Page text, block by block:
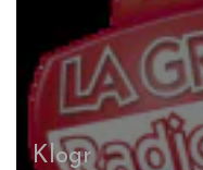
Klogr